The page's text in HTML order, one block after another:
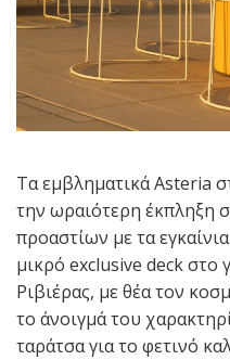
Τα εμβληματικά Asteria
την ωραιότερη έκπληξη
προαστίων με τα
μικρό exclusive deck στο
Ριβιέρας, με θέα τον
το άνοιγμά του
ταράτσα για το φετινό